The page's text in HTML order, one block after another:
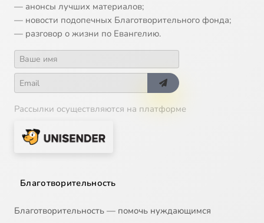
— анонсы лучших материалов;
— новости подопечных Благотворительного фонда;
— разговор о жизни по Евангелию.
Рассылки осуществляются на платформе
Благотворительность
Благотворительность — помочь нуждающимся